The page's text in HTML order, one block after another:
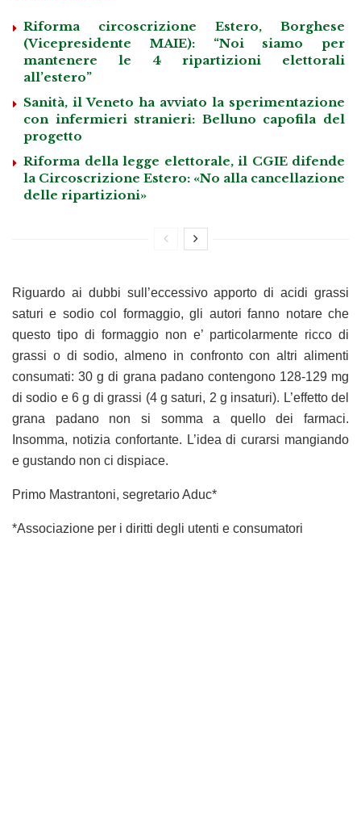
Riforma circoscrizione Estero, Borghese
(Vicepresidente MAIE): “Noi siamo per
mantenere le 4 ripartizioni elettorali
all’estero”
Sanità, il Veneto ha avviato la sperimentazione
con infermieri stranieri: Belluno capofila del
progetto
Riforma della legge elettorale, il CGIE difende
la Circoscrizione Estero: «No alla cancellazione
delle ripartizioni»
Riguardo ai dubbi sull’eccessivo apporto di acidi grassi
saturi e sodio col formaggio, gli autori fanno notare che
questo tipo di formaggio non e’ particolarmente ricco di
grassi o di sodio, almeno in confronto con altri alimenti
consumati: 30 g di grana padano contengono 128-129 mg
di sodio e 6 g di grassi (4 g saturi, 2 g insaturi). L’effetto del
grana padano non si somma a quello dei farmaci.
Insomma, notizia confortante. L’idea di curarsi mangiando
e gustando non ci dispiace.
Primo Mastrantoni, segretario Aduc*
*Associazione per i diritti degli utenti e consumatori